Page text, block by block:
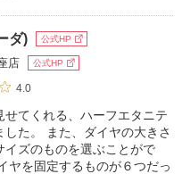
ダ) 公式HP
店 公式HP
4.0
てくれる、ハーフエタニテ
した。 また、ダイヤの大きさ
イズのものを選ぶことがで
ヤを固定するものが６つだっ